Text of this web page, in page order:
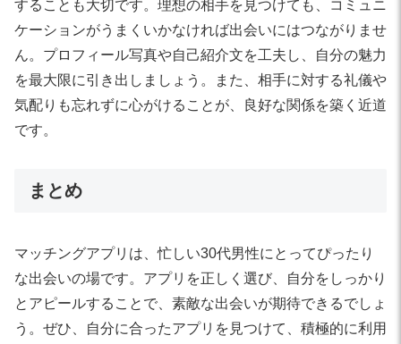
することも大切です。理想の相手を見つけても、コミュニ
ケーションがうまくいかなければ出会いにはつながりませ
ん。プロフィール写真や自己紹介文を工夫し、自分の魅力
を最大限に引き出しましょう。また、相手に対する礼儀や
気配りも忘れずに心がけることが、良好な関係を築く近道
です。
まとめ
マッチングアプリは、忙しい30代男性にとってぴったり
な出会いの場です。アプリを正しく選び、自分をしっかり
とアピールすることで、素敵な出会いが期待できるでしょ
う。ぜひ、自分に合ったアプリを見つけて、積極的に利用